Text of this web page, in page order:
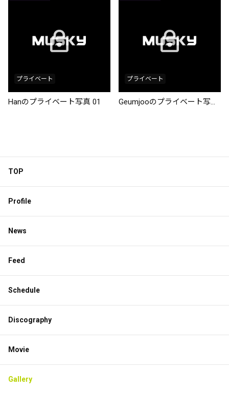
プライベート
Hanのプライベート写真 01
プライベート
Geumjooのプライベート写真 01
TOP
Profile
News
Feed
Schedule
Discography
Movie
Gallery